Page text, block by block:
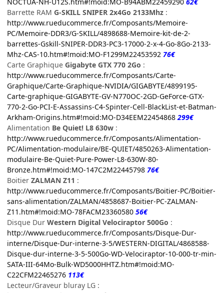
Barrette RAM G-SKILL SNIPER 2x4Go 2133Mhz :
http://www.rueducommerce.fr/Composants/Memoire-
PC/Memoire-DDR3/G-SKILL/4898688-Memoire-kit-de-2-
barrettes-Gskill-SNIPER-DDR3-PC3-17000-2-x-4-Go-8Go-2133-
Mhz-CAS-10.htm#!moid:MO-F1299M22453592 76€
Carte Graphique Gigabyte GTX 770 2Go :
http://www.rueducommerce.fr/Composants/Carte-
Graphique/Carte-Graphique-NVIDIA/GIGABYTE/4899195-
Carte-graphique-GIGABYTE-GV-N770OC-2GD-GeForce-GTX-
770-2-Go-PCI-E-Assassins-C4-Spinter-Cell-BlackList-et-Batman-
Arkham-Origins.htm#!moid:MO-D34EEM22454868 299€
Alimentation Be Quiet! L8 630w :
http://www.rueducommerce.fr/Composants/Alimentation-
PC/Alimentation-modulaire/BE-QUIET/4850263-Alimentation-
modulaire-Be-Quiet-Pure-Power-L8-630W-80-
Bronze.htm#!moid:MO-147C2M22445798 76€
Boitier ZALMAN Z11 :
http://www.rueducommerce.fr/Composants/Boitier-PC/Boitier-
sans-alimentation/ZALMAN/4858687-Boitier-PC-ZALMAN-
Z11.htm#!moid:MO-78FACM23360580 56€
Disque Dur Western Digital Velociraptor 500Go :
http://www.rueducommerce.fr/Composants/Disque-Dur-
interne/Disque-Dur-interne-3-5/WESTERN-DIGITAL/4868588-
Disque-dur-interne-3-5-500Go-WD-Velociraptor-10-000-tr-min-
SATA-III-64Mo-Bulk-WD5000HHTZ.htm#!moid:MO-
C22CFM22465276 113€
Lecteur/Graveur bluray LG :